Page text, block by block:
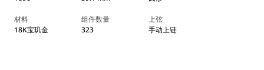
材料
18K宝玑金
组件数量
323
上弦
手动上链